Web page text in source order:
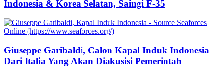
Indonesia & Korea Selatan, Saingi F-35
Giuseppe Garibaldi, Calon Kapal Induk Indonesia
Dari Italia Yang Akan Diakusisi Pemerintah